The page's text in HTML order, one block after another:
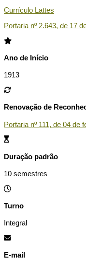
Currículo Lattes
Portaria nº 2.643, de 17
Ano de Início
1913
Renovação de
Portaria nº 111, de 04 de
Duração padrão
10 semestres
Turno
Integral
E-mail